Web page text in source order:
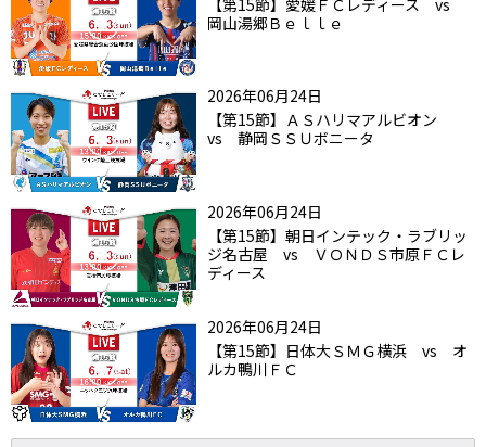
【第15節】愛媛ＦＣレディース vs
岡山湯郷Ｂｅｌｌｅ
2026年06月24日
【第15節】ＡＳハリマアルビオン
vs 静岡ＳＳＵボニータ
2026年06月24日
【第15節】朝日インテック・ラブリッ
ジ名古屋 vs ＶＯＮＤＳ市原ＦＣレ
ディース
2026年06月24日
【第15節】日体大ＳＭＧ横浜 vs オ
ルカ鴨川ＦＣ